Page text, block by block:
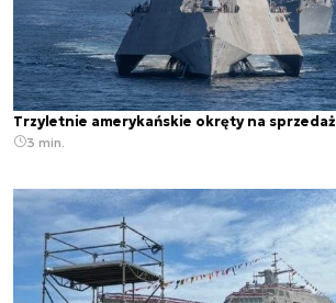
Trzyletnie amerykańskie okręty na sprzedaż
3 min.